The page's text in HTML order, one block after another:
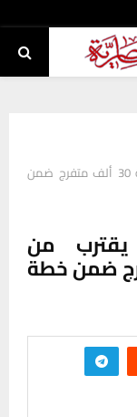
ملعب الشطرة الرياضي يقترب من الاكتمال بسعة 30 ألف متفرج ضمن
من
ألف متفرج ضمن خطة